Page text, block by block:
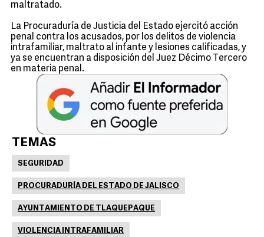
maltratado.
La Procuraduría de Justicia del Estado ejercitó acción
penal contra los acusados, por los delitos de violencia
intrafamiliar, maltrato al infante y lesiones calificadas, y
ya se encuentran a disposición del Juez Décimo Tercero
en materia penal.
TEMAS
SEGURIDAD
PROCURADURÍA DEL ESTADO DE JALISCO
AYUNTAMIENTO DE TLAQUEPAQUE
VIOLENCIA INTRAFAMILIAR